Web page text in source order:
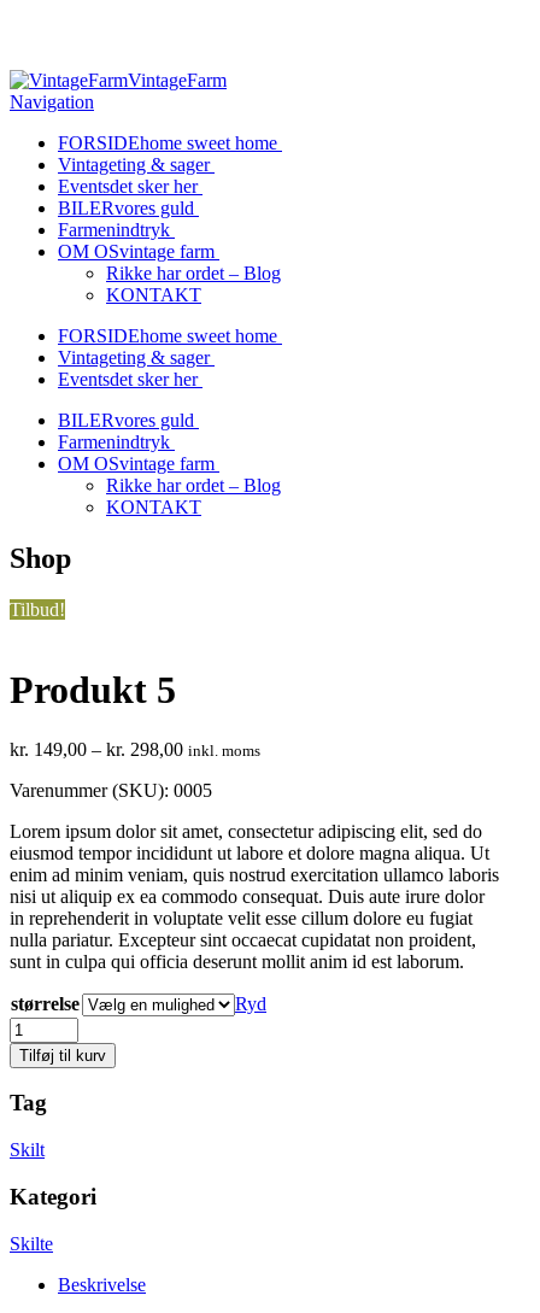
VintageFarm
Navigation
FORSIDEhome sweet home
Vintageting & sager
Eventsdet sker her
BILERvores guld
Farmenindtryk
OM OSvintage farm
Rikke har ordet – Blog
KONTAKT
FORSIDEhome sweet home
Vintageting & sager
Eventsdet sker her
BILERvores guld
Farmenindtryk
OM OSvintage farm
Rikke har ordet – Blog
KONTAKT
Shop
Tilbud!
Produkt 5
kr. 149,00 – kr. 298,00 inkl. moms
Varenummer (SKU): 0005
Lorem ipsum dolor sit amet, consectetur adipiscing elit, sed do
eiusmod tempor incididunt ut labore et dolore magna aliqua. Ut
enim ad minim veniam, quis nostrud exercitation ullamco laboris
nisi ut aliquip ex ea commodo consequat. Duis aute irure dolor
in reprehenderit in voluptate velit esse cillum dolore eu fugiat
nulla pariatur. Excepteur sint occaecat cupidatat non proident,
sunt in culpa qui officia deserunt mollit anim id est laborum.
størrelse Ryd
Tilføj til kurv
Tag
Skilt
Kategori
Skilte
Beskrivelse